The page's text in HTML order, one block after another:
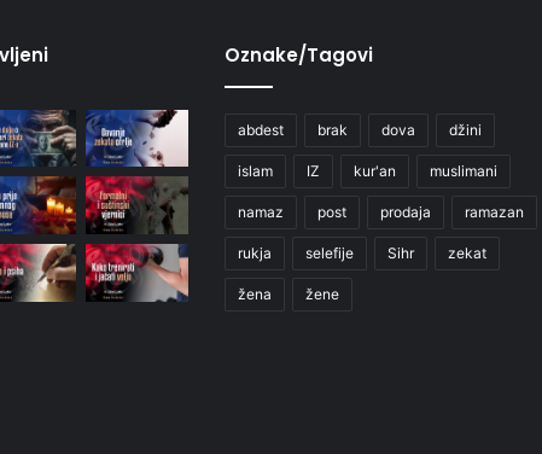
Oznake/Tagovi
abdest brak dova džini
islam IZ kur'an muslimani
namaz post prodaja ramazan
rukja selefije Sihr zekat
žena žene